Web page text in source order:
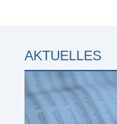
AKTUELLES